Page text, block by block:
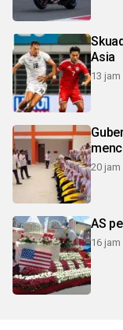
Asia
13 jam
20 jam
AS
16 jam